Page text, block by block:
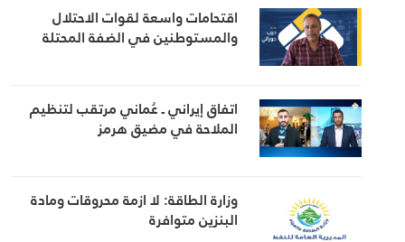
اقتحامات واسعة لقوات الاحتلال
والمستوطنين في الضفة المحتلة
اتفاق إيراني ـ عُماني مرتقب لتنظيم
الملاحة في مضيق هرمز
وزارة الطاقة: لا ازمة محروقات ومادة
البنزين متوافرة